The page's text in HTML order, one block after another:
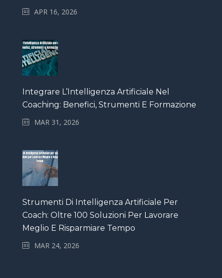
APR 16, 2026
Integrare L’Intelligenza Artificiale Nel
Coaching: Benefici, Strumenti E Formazione
MAR 31, 2026
Strumenti Di Intelligenza Artificiale Per
Coach: Oltre 100 Soluzioni Per Lavorare
Meglio E Risparmiare Tempo
MAR 24, 2026